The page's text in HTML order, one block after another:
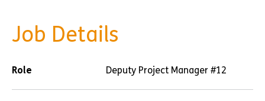
Job Details
Role Deputy Project Manager #12